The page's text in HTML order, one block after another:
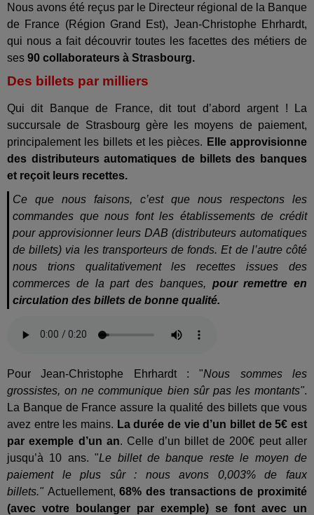
Nous avons été reçus par le Directeur régional de la Banque
de France (Région Grand Est), Jean-Christophe Ehrhardt,
qui nous a fait découvrir toutes les facettes des métiers de
ses 90 collaborateurs à Strasbourg.
Des billets par milliers
Qui dit Banque de France, dit tout d’abord argent ! La
succursale de Strasbourg gère les moyens de paiement,
principalement les billets et les pièces. Elle approvisionne
des distributeurs automatiques de billets des banques
et reçoit leurs recettes.
Ce que nous faisons, c’est que nous respectons les
commandes que nous font les établissements de crédit
pour approvisionner leurs DAB (distributeurs automatiques
de billets) via les transporteurs de fonds. Et de l’autre côté
nous trions qualitativement les recettes issues des
commerces de la part des banques, pour remettre en
circulation des billets de bonne qualité.
Pour Jean-Christophe Ehrhardt : "Nous sommes les
grossistes, on ne communique bien sûr pas les montants".
La Banque de France assure la qualité des billets que vous
avez entre les mains. La durée de vie d’un billet de 5€ est
par exemple d’un an. Celle d’un billet de 200€ peut aller
jusqu’à 10 ans. "Le billet de banque reste le moyen de
paiement le plus sûr : nous avons 0,003% de faux
billets." Actuellement,68% des transactions de proximité
(avec votre boulanger par exemple) se font avec un